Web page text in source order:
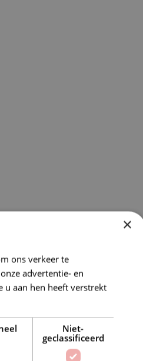
×
ons verkeer te
advertentie- en
u aan hen heeft verstrekt
Niet-
geclassificeerd